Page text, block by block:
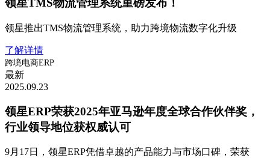
领星TMS物流管理系统重磅发布！
领星推出TMS物流管理系统，助力跨境物流数字化升级
了解详情
跨境电商ERP
最新
2025.09.23
领星ERP荣获2025年亚马逊年度全球合作伙伴奖，
行业领导地位获权威认可
9月17日，领星ERP凭借卓越的产品能力与市场口碑，荣获